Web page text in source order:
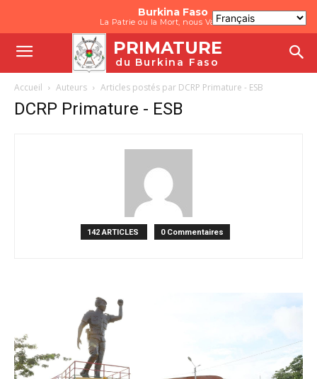
Burkina Faso
La Patrie ou la Mort, nous Vaincrons
PRIMATURE
du Burkina Faso
Accueil Auteurs Articles postés par DCRP Primature - ESB
DCRP Primature - ESB
142 ARTICLES 0 Commentaires